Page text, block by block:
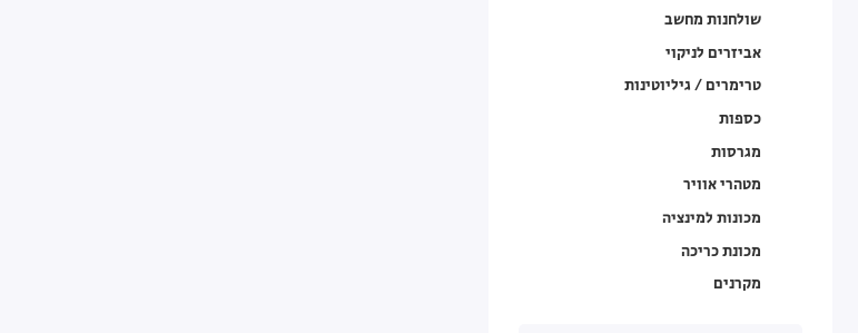
שולחנות מחשב
אביזרים לניקוי
טרימרים / גיליוטינות
כספות
מגרסות
מטהרי אוויר
מכונות למינציה
מכונת כריכה
מקרנים